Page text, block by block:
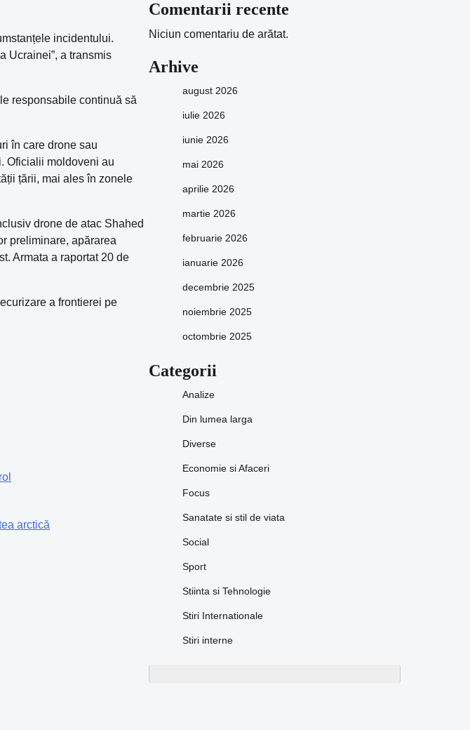
incidentului.
Ucrainei”, a transmis
responsabile continuă să
în care drone sau
Oficialii moldoveni au
țării, mai ales în zonele
drone de atac Shahed
preliminare, apărarea
Armata a raportat 20 de
a frontierei pe
arctică
Comentarii recente
Niciun comentariu de arătat.
Arhive
august 2026
iulie 2026
iunie 2026
mai 2026
aprilie 2026
martie 2026
februarie 2026
ianuarie 2026
decembrie 2025
noiembrie 2025
octombrie 2025
Categorii
Analize
Din lumea larga
Diverse
Economie si Afaceri
Focus
Sanatate si stil de viata
Social
Sport
Stiinta si Tehnologie
Stiri Internationale
Stiri interne